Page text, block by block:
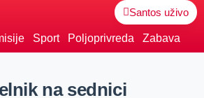
Santos uživo
Sport Poljoprivreda Zabava
na sednici